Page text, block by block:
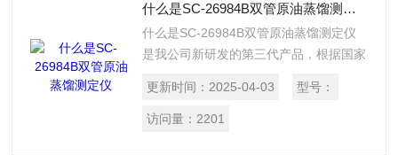
什么是SC-26984B双管原油蒸馏测定仪
什么是SC-26984B双管原油蒸馏测定仪
是我公司新研发的第三代产品，根据国家
标准试验方法设计制造的。
更新时间： 2025-04-03 型号：
访问量： 2201